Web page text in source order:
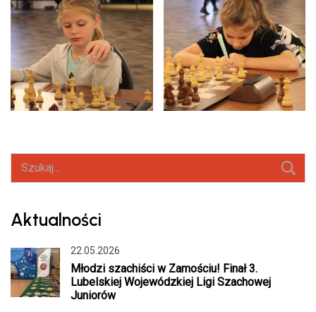
Szukaj:
Aktualności
22.05.2026
Młodzi szachiści w Zamościu! Finał 3.
Lubelskiej Wojewódzkiej Ligi Szachowej
Juniorów